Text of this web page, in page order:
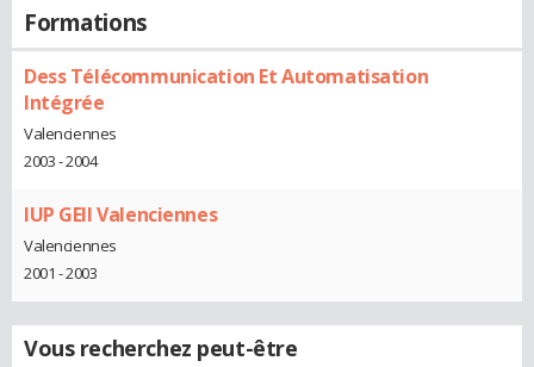
Formations
Dess Télécommunication Et Automatisation
Intégrée
Valenciennes
2003 - 2004
IUP GEII Valenciennes
Valenciennes
2001 - 2003
Vous recherchez peut-être